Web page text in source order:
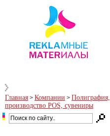
Главная > Компании > Полиграфия,
производство POS, сувениры